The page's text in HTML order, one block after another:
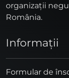
organizaţii
România.
Informaţii
Formular de